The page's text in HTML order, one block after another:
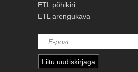
ETL põhikiri
ETL arengukava
Liitu uudiskirjaga